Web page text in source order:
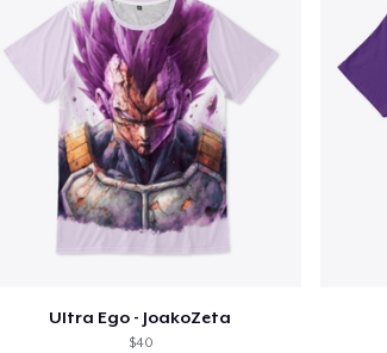
Ultra Ego - JoakoZeta
$40